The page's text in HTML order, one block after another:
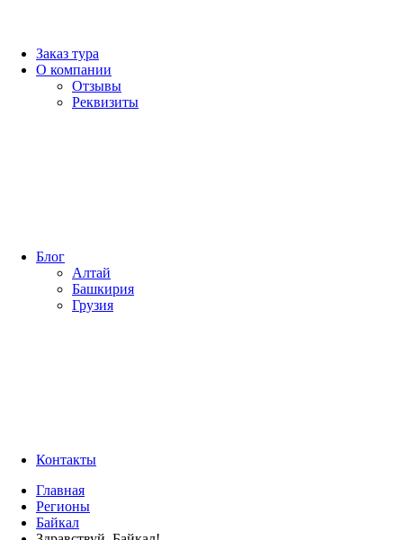
Заказ тура
О компании
Отзывы
Реквизиты
Блог
Алтай
Башкирия
Грузия
Контакты
Главная
Регионы
Байкал